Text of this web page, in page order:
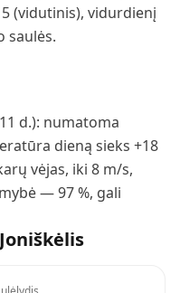
(vidutinis), vidurdienį
saulės.
d.): numatoma
dieną sieks +18
vėjas, iki 8 m/s,
— 97 %, gali
Joniškėlis